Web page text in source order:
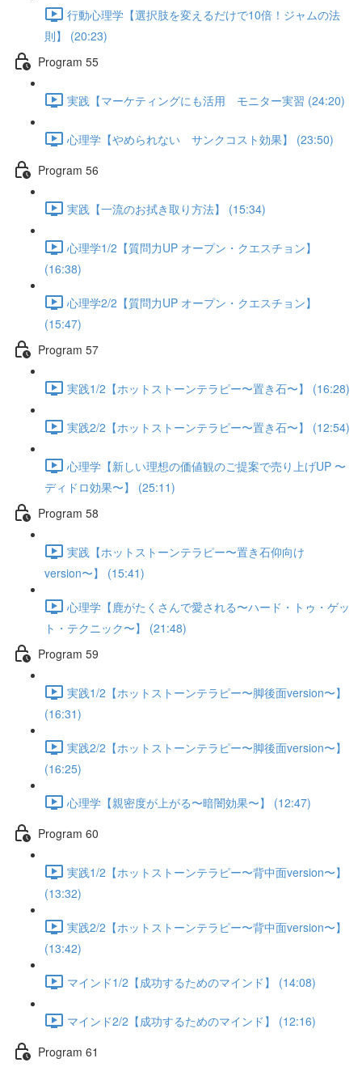
行動心理学【選択肢を変えるだけで10倍！ジャムの法
則】 (20:23)
Program 55
実践【マーケティングにも活用 モニター実習 (24:20)
心理学【やめられない サンクコスト効果】 (23:50)
Program 56
実践【一流のお拭き取り方法】 (15:34)
心理学1/2【質問力UP オープン・クエスチョン】
(16:38)
心理学2/2【質問力UP オープン・クエスチョン】
(15:47)
Program 57
実践1/2【ホットストーンテラピー〜置き石〜】 (16:28)
実践2/2【ホットストーンテラピー〜置き石〜】 (12:54)
心理学【新しい理想の価値観のご提案で売り上げUP 〜
ディドロ効果〜】 (25:11)
Program 58
実践【ホットストーンテラピー〜置き石仰向け
version〜】 (15:41)
心理学【鹿がたくさんで愛される〜ハード・トゥ・ゲッ
ト・テクニック〜】 (21:48)
Program 59
実践1/2【ホットストーンテラピー〜脚後面version〜】
(16:31)
実践2/2【ホットストーンテラピー〜脚後面version〜】
(16:25)
心理学【親密度が上がる〜暗闇効果〜】 (12:47)
Program 60
実践1/2【ホットストーンテラピー〜背中面version〜】
(13:32)
実践2/2【ホットストーンテラピー〜背中面version〜】
(13:42)
マインド1/2【成功するためのマインド】 (14:08)
マインド2/2【成功するためのマインド】 (12:16)
Program 61